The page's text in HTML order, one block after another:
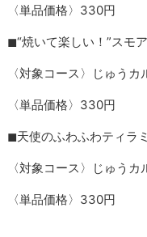
〈単品価格〉330円
◼︎“焼いて楽しい！”スモ
〈対象コース〉じゅう
〈単品価格〉330円
◼︎天使のふわふわティラ
〈対象コース〉じゅう
〈単品価格〉330円